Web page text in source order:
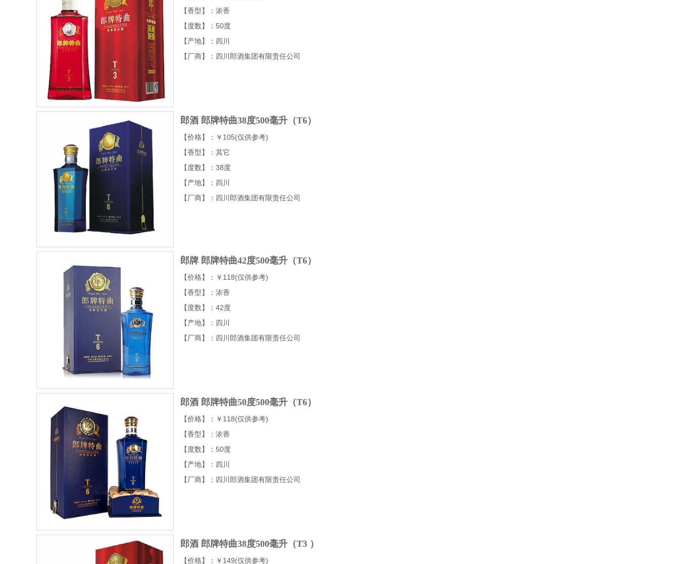
【香型】：浓香
【度数】：50度
【产地】：四川
【厂商】：四川郎酒集团有限责任公司
郎酒 郎牌特曲38度500毫升（T6）
【价格】：￥105(仅供参考)
【香型】：其它
【度数】：38度
【产地】：四川
【厂商】：四川郎酒集团有限责任公司
郎牌 郎牌特曲42度500毫升（T6）
【价格】：￥118(仅供参考)
【香型】：浓香
【度数】：42度
【产地】：四川
【厂商】：四川郎酒集团有限责任公司
郎酒 郎牌特曲50度500毫升（T6）
【价格】：￥118(仅供参考)
【香型】：浓香
【度数】：50度
【产地】：四川
【厂商】：四川郎酒集团有限责任公司
郎酒 郎牌特曲38度500毫升（T3 ）
【价格】：￥149(仅供参考)